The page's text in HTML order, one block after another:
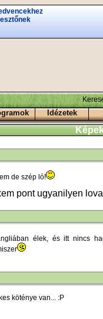
Idézetek
de szép ló!
pont ugyanilyen
élek, és itt nincs
köténye van... :P